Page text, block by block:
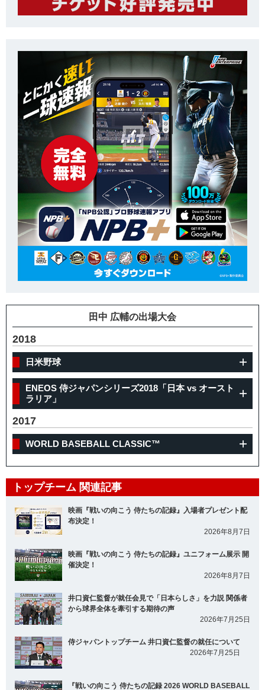
田中 広輔の出場大会
2018
日米野球
ENEOS 侍ジャパンシリーズ2018「日本 vs オースト
ラリア」
2017
WORLD BASEBALL CLASSIC™
トップチーム 関連記事
映画『戦いの向こう 侍たちの記録』入場者プレゼント配
布決定！
2026年8月7日
映画『戦いの向こう 侍たちの記録』ユニフォーム展示 開
催決定！
2026年8月7日
井口資仁監督が就任会見で「日本らしさ」を力説 関係者
から球界全体を牽引する期待の声
2026年7月25日
侍ジャパントップチーム 井口資仁監督の就任について
2026年7月25日
『戦いの向こう 侍たちの記録 2026 WORLD BASEBALL